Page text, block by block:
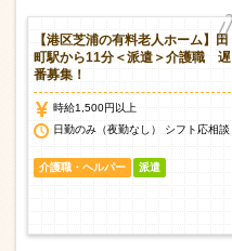
【港区芝浦の有料老人ホーム】田
町駅から11分＜派遣＞介護職 遅
番募集！
時給1,500円以上
日勤のみ（夜勤なし） シフト応相談
介護職・ヘルパー 派遣